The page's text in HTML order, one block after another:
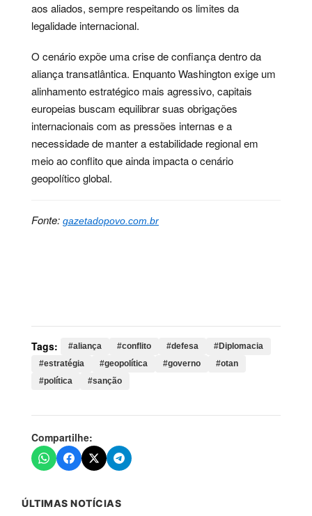
aos aliados, sempre respeitando os limites da
legalidade internacional.
O cenário expõe uma crise de confiança dentro da
aliança transatlântica. Enquanto Washington exige um
alinhamento estratégico mais agressivo, capitais
europeias buscam equilibrar suas obrigações
internacionais com as pressões internas e a
necessidade de manter a estabilidade regional em
meio ao conflito que ainda impacta o cenário
geopolítico global.
Fonte: gazetadopovo.com.br
Tags: #aliança #conflito #defesa
#Diplomacia
#estratégia
#geopolítica #governo
#otan
#política
#sanção
Compartilhe:
ÚLTIMAS NOTÍCIAS